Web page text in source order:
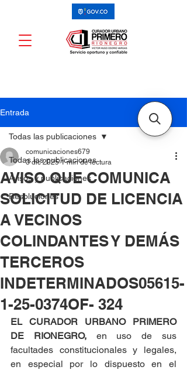
Entrada
Todas las publicaciones
Avisos y publicaciones
Resoluciones
Todas las publicaciones
AVISO QUE COMUNICA
SOLICITUD DE LICENCIA
A VECINOS
COLINDANTES Y DEMÁS
TERCEROS
INDETERMINADOS05615-
1-25-0374OF- 324
comunicaciones679
3 dic 2025 1 min de lectura
EL CURADOR URBANO PRIMERO
DE RIONEGRO, en uso de sus
facultades constitucionales y legales,
en especial por lo dispuesto en el